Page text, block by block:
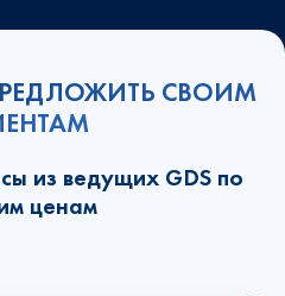
СВОИМ
из ведущих GDS по
ценам